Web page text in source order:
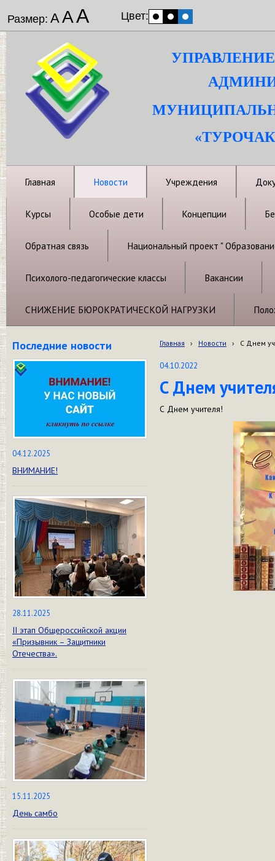
Размер: ААА Цвет:
Главная Новости Учреждения
Курсы Особые дети Концепции
Обратная связь Национальный проект "
Психолого-педагогические классы Вакансии
СНИЖЕНИЕ БЮРОКРАТИЧЕСКОЙ НАГРУЗКИ
Последние новости
04.12.2025
ВНИМАНИЕ!
28.11.2025
II этап Общероссийской акции
«Призывник – Защитники
Отечества».
15.11.2025
День самбо
Главная › Новости › С Днем
04.10.2022
С Днем
С Днем учителя!